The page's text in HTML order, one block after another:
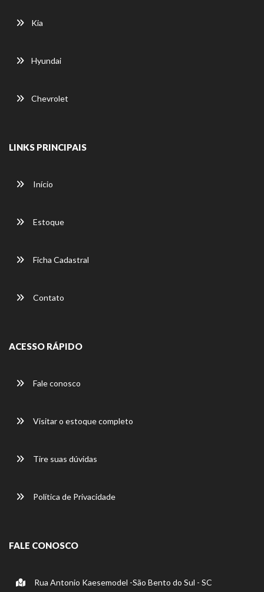
Kia
Hyundai
Chevrolet
LINKS PRINCIPAIS
Início
Estoque
Ficha Cadastral
Contato
ACESSO RÁPIDO
Fale conosco
Visitar o estoque completo
Tire suas dúvidas
Política de Privacidade
FALE CONOSCO
Rua Antonio Kaesemodel -São Bento do Sul - SC